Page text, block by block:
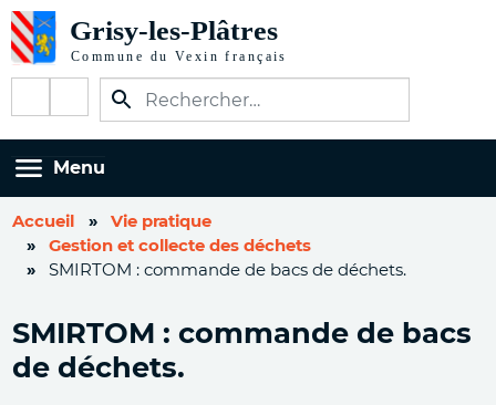
au
contenu
principal
sociaux
Menu
Accueil
Vie pratique
Gestion et collecte des déchets
SMIRTOM : commande de bacs de déchets.
SMIRTOM : commande de bacs
de déchets.